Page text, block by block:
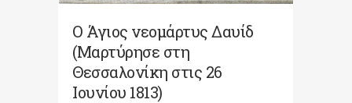
Ο Άγιος νεομάρτυς Δαυίδ
(Μαρτύρησε στη
Θεσσαλονίκη στις 26
Ιουνίου 1813)